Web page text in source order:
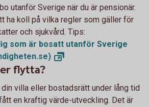
utanför Sverige när du är pensionär.
ha koll på vilka regler som gäller för
och sjukvård. Tips:
som är bosatt utanför Sverige
flytta?
din villa eller bostadsrätt under lång tid
en kraftig värde-utveckling. Det är